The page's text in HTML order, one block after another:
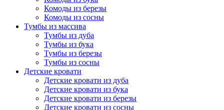
Комоды из березы
Комоды из сосны
Тумбы из массива
Тумбы из дуба
Тумбы из бука
Тумбы из березы
Тумбы из сосны
Детские кровати
Детские кровати из дуба
Детские кровати из бука
Детские кровати из березы
Детские кровати из сосны